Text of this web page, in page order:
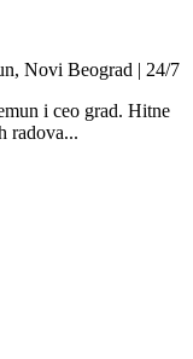
Novi Beograd | 24/7
i ceo grad. Hitne
radova...